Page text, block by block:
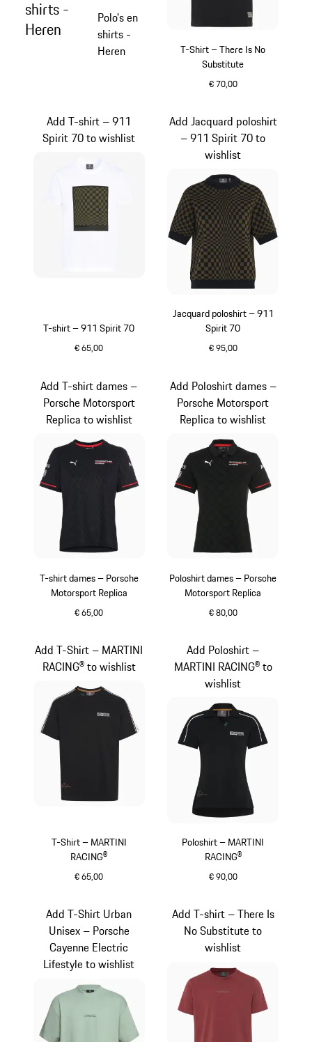
shirts -
Heren
Polo's en
shirts -
Heren
T-Shirt – There Is No
Substitute
€ 70,00
T-shirt – 911 Spirit 70
€ 65,00
Add T-shirt – 911
Spirit 70 to wishlist
Jacquard poloshirt – 911
Spirit 70
€ 95,00
Add Jacquard poloshirt
– 911 Spirit 70 to
wishlist
T-shirt dames – Porsche
Motorsport Replica
€ 65,00
Add T-shirt dames –
Porsche Motorsport
Replica to wishlist
Poloshirt dames – Porsche
Motorsport Replica
€ 80,00
Add Poloshirt dames –
Porsche Motorsport
Replica to wishlist
T-Shirt – MARTINI
RACING®
€ 65,00
Add T-Shirt – MARTINI
RACING® to wishlist
Poloshirt – MARTINI
RACING®
€ 90,00
Add Poloshirt –
MARTINI RACING® to
wishlist
Add T-Shirt Urban
Unisex – Porsche
Cayenne Electric
Lifestyle to wishlist
Add T-shirt – There Is
No Substitute to
wishlist